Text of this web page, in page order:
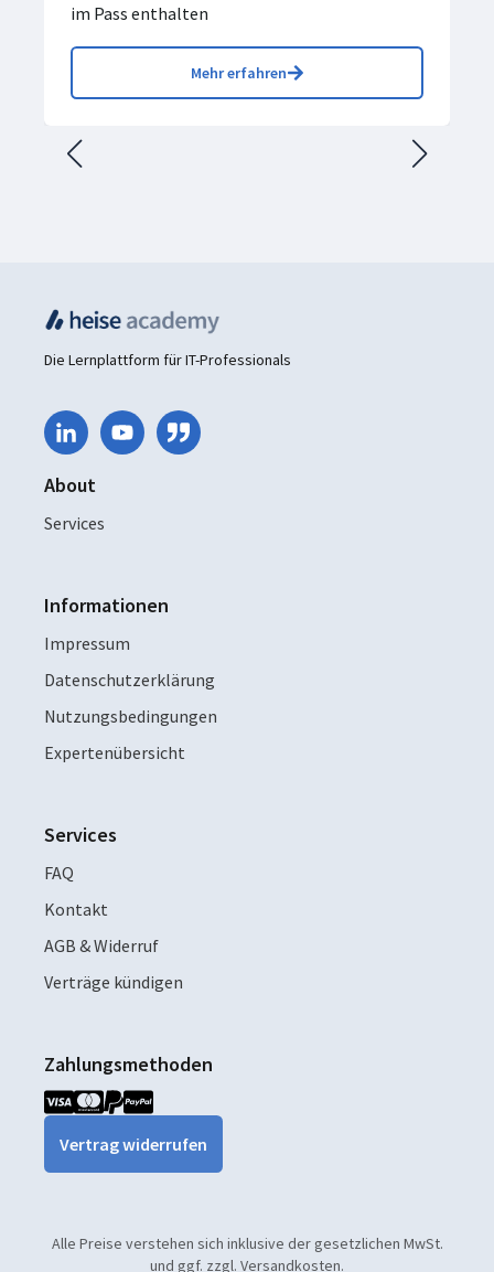
im Pass enthalten
Mehr erfahren
Die Lernplattform für IT-Professionals
About
Services
Informationen
Impressum
Datenschutzerklärung
Nutzungsbedingungen
Expertenübersicht
Services
FAQ
Kontakt
AGB & Widerruf
Verträge kündigen
Zahlungsmethoden
Vertrag widerrufen
Alle Preise verstehen sich inklusive der gesetzlichen MwSt.
und ggf. zzgl. Versandkosten.